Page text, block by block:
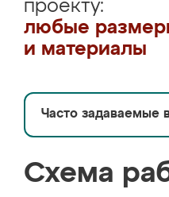
проекту:
любые
и материалы
Часто задаваемые
Схема